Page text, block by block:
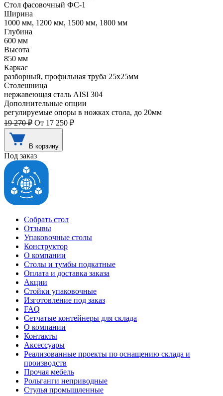
Стол фасовочный ФС-1
Ширина
1000 мм, 1200 мм, 1500 мм, 1800 мм
Глубина
600 мм
Высота
850 мм
Каркас
разборный, профильная труба 25х25мм
Столешница
нержавеющая сталь AISI 304
Дополнительные опции
регулируемые опоры в ножках стола, до 20мм
19 270 ₽ От 17 250 ₽
В корзину
Под заказ
Собрать стол
Отзывы
Упаковочные столы
Конструктор
О компании
Столы и тумбы подкатные
Оплата и доставка заказа
Акции
Стойки упаковочные
Изготовление под заказ
FAQ
Сетчатые контейнеры для склада
О компании
Контакты
Аксессуары
Реализованные проекты по оснащению склада и
производств
Прочая мебель
Рольганги неприводные
Стулья промышленные